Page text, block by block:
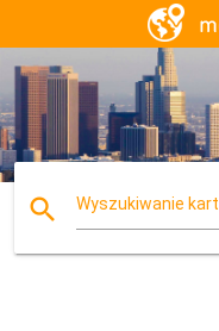
search Wyszukiwanie kart